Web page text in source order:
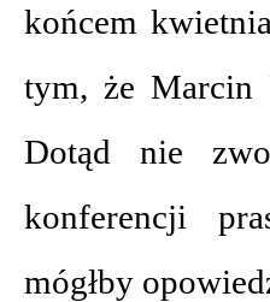
końcem
tym, że Marcin
Dotąd nie
konferencji
mógłby